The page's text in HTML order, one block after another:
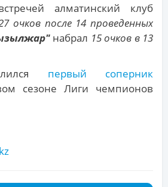
алматинский клуб
очков после 14 проведенных
набрал 15 очков в 13
первый соперник
сезоне Лиги чемпионов